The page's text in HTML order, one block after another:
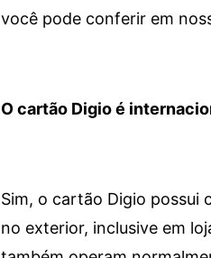
você pode conferir em
O cartão Digio é
Sim, o cartão Digio possui
no exterior, inclusive em